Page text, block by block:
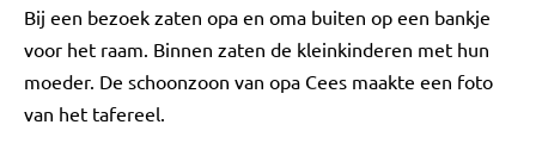
Bij een bezoek zaten opa en oma buiten op een bankje
voor het raam. Binnen zaten de kleinkinderen met hun
moeder. De schoonzoon van opa Cees maakte een foto
van het tafereel.